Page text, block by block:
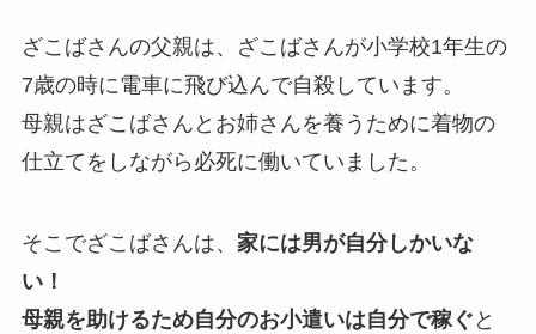
ざこばさんの父親は、ざこばさんが小学校1年生の
7歳の時に電車に飛び込んで自殺しています。
母親はざこばさんとお姉さんを養うために着物の
仕立てをしながら必死に働いていました。
そこでざこばさんは、 家には男が自分しかいな
い！
母親を助けるため自分のお小遣いは自分で稼ぐ と